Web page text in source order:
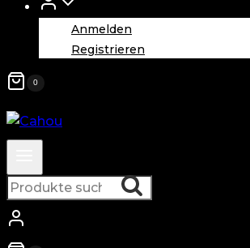
Anmelden
Registrieren
0
Suche
nach:
Suche